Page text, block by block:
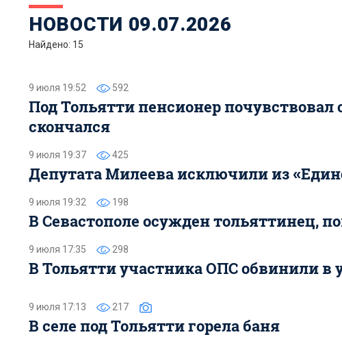
НОВОСТИ 09.07.2026
Найдено: 15
9 июля 19:52 592
Под Тольятти пенсионер
скончался
9 июля 19:37 425
Депутата Милеева исключили из
9 июля 19:32 198
В Севастополе осужден тольяттинец,
9 июля 17:35 298
В Тольятти участника ОПС обвинили в
9 июля 17:13 217
В селе под Тольятти горела баня